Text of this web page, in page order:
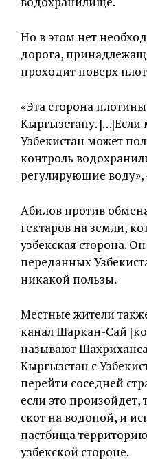
Но в этом нет
дорога,
проходит поверх
«Эта сторона
Кыргызстану.
Узбекистан может
контроль
регулирующие
Абилов против
гектаров на земли,
узбекская сторона.
переданных
никакой пользы.
Местные жители
канал Шаркан-Сай
называют
Кыргызстан с
перейти соседней
если это произойдет,
скот на водопой, и
пастбища
узбекской стороне.